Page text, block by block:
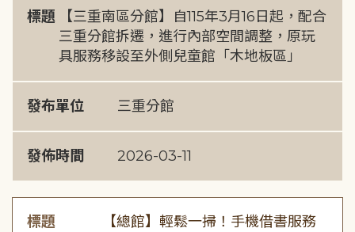
標題
【三重南區分館】自115年3月16日起，配合
三重分館拆遷，進行內部空間調整，原玩
具服務移設至外側兒童館「木地板區」
發布單位 三重分館
發佈時間 2026-03-11
標題
【總館】輕鬆一掃！手機借書服務